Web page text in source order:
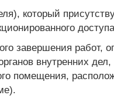
который
завершения работ,
внутренних
помещения,